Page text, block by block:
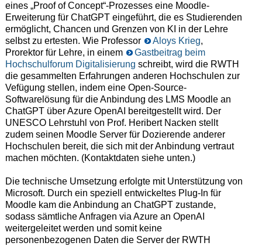
eines „Proof of Concept“-Prozesses eine Moodle-
Erweiterung für ChatGPT eingeführt, die es Studierenden
ermöglicht, Chancen und Grenzen von KI in der Lehre
selbst zu ertesten. Wie Professor
Aloys Krieg,
Prorektor für Lehre, in einem
Gastbeitrag beim
Hochschulforum Digitalisierung schreibt, wird die RWTH
die gesammelten Erfahrungen anderen Hochschulen zur
Vefügung stellen, indem eine Open-Source-
Softwarelösung für die Anbindung des LMS Moodle an
ChatGPT über Azure OpenAI bereitgestellt wird. Der
UNESCO Lehrstuhl von Prof. Heribert Nacken stellt
zudem seinen Moodle Server für Dozierende anderer
Hochschulen bereit, die sich mit der Anbindung vertraut
machen möchten. (Kontaktdaten siehe unten.)
Die technische Umsetzung erfolgte mit Unterstützung von
Microsoft. Durch ein speziell entwickeltes Plug-In für
Moodle kam die Anbindung an ChatGPT zustande,
sodass sämtliche Anfragen via Azure an OpenAI
weitergeleitet werden und somit keine
personenbezogenen Daten die Server der RWTH